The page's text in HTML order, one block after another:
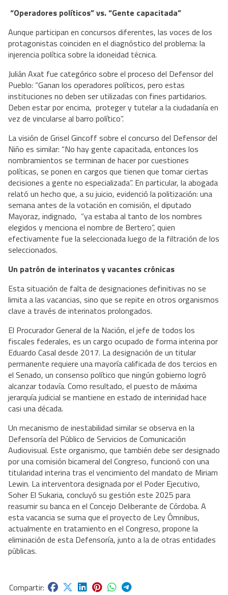
“Operadores políticos” vs. “Gente capacitada”
Aunque participan en concursos diferentes, las voces de los
protagonistas coinciden en el diagnóstico del problema: la
injerencia política sobre la idoneidad técnica.
Julián Axat fue categórico sobre el proceso del Defensor del
Pueblo: “Ganan los operadores políticos, pero estas
instituciones no deben ser utilizadas con fines partidarios.
Deben estar por encima, proteger y tutelar a la ciudadanía en
vez de vincularse al barro político”.
La visión de Grisel Gincoff sobre el concurso del Defensor del
Niño es similar: “No hay gente capacitada, entonces los
nombramientos se terminan de hacer por cuestiones
políticas, se ponen en cargos que tienen que tomar ciertas
decisiones a gente no especializada”. En particular, la abogada
relató un hecho que, a su juicio, evidenció la politización: una
semana antes de la votación en comisión, el diputado
Mayoraz, indignado, “ya estaba al tanto de los nombres
elegidos y menciona el nombre de Bertero”, quien
efectivamente fue la seleccionada luego de la filtración de los
seleccionados.
Un patrón de interinatos y vacantes crónicas
Esta situación de falta de designaciones definitivas no se
limita a las vacancias, sino que se repite en otros organismos
clave a través de interinatos prolongados.
El Procurador General de la Nación, el jefe de todos los
fiscales federales, es un cargo ocupado de forma interina por
Eduardo Casal desde 2017. La designación de un titular
permanente requiere una mayoría calificada de dos tercios en
el Senado, un consenso político que ningún gobierno logró
alcanzar todavía. Como resultado, el puesto de máxima
jerarquía judicial se mantiene en estado de interinidad hace
casi una década.
Un mecanismo de inestabilidad similar se observa en la
Defensoría del Público de Servicios de Comunicación
Audiovisual. Este organismo, que también debe ser designado
por una comisión bicameral del Congreso, funcionó con una
titularidad interina tras el vencimiento del mandato de Miriam
Lewin. La interventora designada por el Poder Ejecutivo,
Soher El Sukaria, concluyó su gestión este 2025 para
reasumir su banca en el Concejo Deliberante de Córdoba. A
esta vacancia se suma que el proyecto de Ley Ómnibus,
actualmente en tratamiento en el Congreso, propone la
eliminación de esta Defensoría, junto a la de otras entidades
públicas.